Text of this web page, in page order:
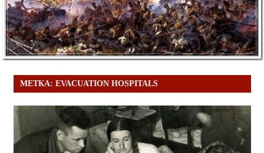
МЕТКА: EVACUATION HOSPITALS